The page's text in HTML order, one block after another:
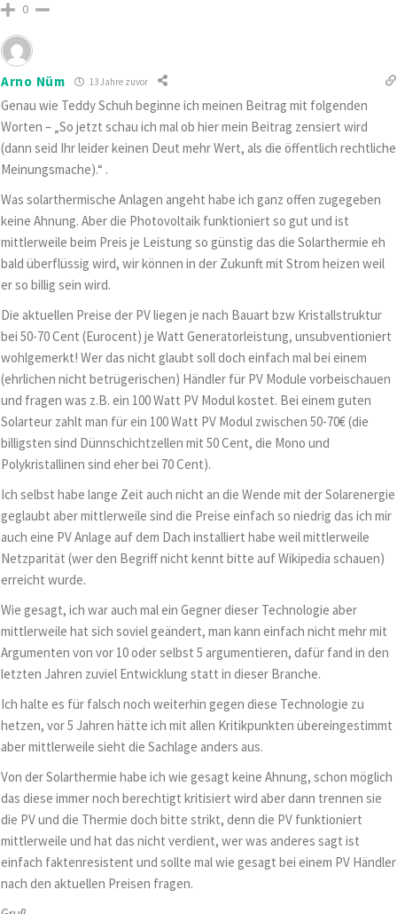
0
Arno Nüm 13 Jahre zuvor
Genau wie Teddy Schuh beginne ich meinen Beitrag mit folgenden
Worten – „So jetzt schau ich mal ob hier mein Beitrag zensiert wird
(dann seid Ihr leider keinen Deut mehr Wert, als die öffentlich rechtliche
Meinungsmache).“ .
Was solarthermische Anlagen angeht habe ich ganz offen zugegeben
keine Ahnung. Aber die Photovoltaik funktioniert so gut und ist
mittlerweile beim Preis je Leistung so günstig das die Solarthermie eh
bald überflüssig wird, wir können in der Zukunft mit Strom heizen weil
er so billig sein wird.
Die aktuellen Preise der PV liegen je nach Bauart bzw Kristallstruktur
bei 50-70 Cent (Eurocent) je Watt Generatorleistung, unsubventioniert
wohlgemerkt! Wer das nicht glaubt soll doch einfach mal bei einem
(ehrlichen nicht betrügerischen) Händler für PV Module vorbeischauen
und fragen was z.B. ein 100 Watt PV Modul kostet. Bei einem guten
Solarteur zahlt man für ein 100 Watt PV Modul zwischen 50-70€ (die
billigsten sind Dünnschichtzellen mit 50 Cent, die Mono und
Polykristallinen sind eher bei 70 Cent).
Ich selbst habe lange Zeit auch nicht an die Wende mit der Solarenergie
geglaubt aber mittlerweile sind die Preise einfach so niedrig das ich mir
auch eine PV Anlage auf dem Dach installiert habe weil mittlerweile
Netzparität (wer den Begriff nicht kennt bitte auf Wikipedia schauen)
erreicht wurde.
Wie gesagt, ich war auch mal ein Gegner dieser Technologie aber
mittlerweile hat sich soviel geändert, man kann einfach nicht mehr mit
Argumenten von vor 10 oder selbst 5 argumentieren, dafür fand in den
letzten Jahren zuviel Entwicklung statt in dieser Branche.
Ich halte es für falsch noch weiterhin gegen diese Technologie zu
hetzen, vor 5 Jahren hätte ich mit allen Kritikpunkten übereingestimmt
aber mittlerweile sieht die Sachlage anders aus.
Von der Solarthermie habe ich wie gesagt keine Ahnung, schon möglich
das diese immer noch berechtigt kritisiert wird aber dann trennen sie
die PV und die Thermie doch bitte strikt, denn die PV funktioniert
mittlerweile und hat das nicht verdient, wer was anderes sagt ist
einfach faktenresistent und sollte mal wie gesagt bei einem PV Händler
nach den aktuellen Preisen fragen.